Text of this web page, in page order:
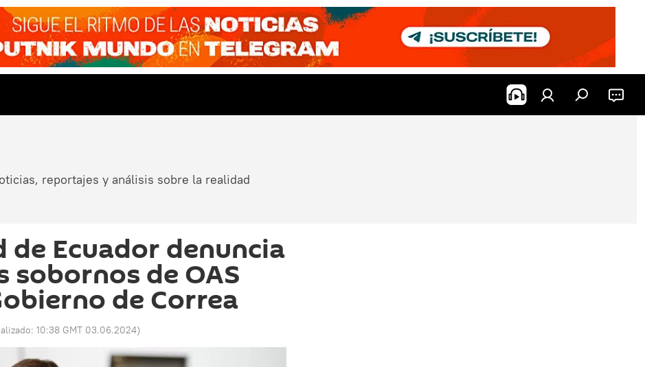
reportajes y análisis sobre la realidad
Ecuador denuncia
sobornos de OAS
de Correa
10:38 GMT 03.06.2024)